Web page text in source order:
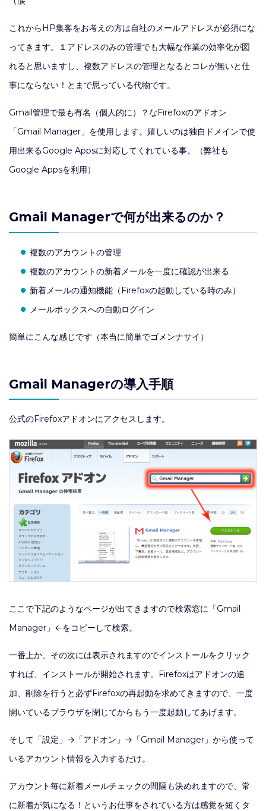
これからHP集客をお考えの方は自社のメールアドレスが必須にな
ってきます。１アドレスのみの管理でも大幅な作業の効率化が図
れると思いますし、複数アドレスの管理となるとコレが無いと仕
事にならない！とまで思っている代物です。
Gmail管理で最も有名（個人的に）？なFirefoxのアドオン
「Gmail Manager」を使用します。嬉しいのは独自ドメインで使
用出来るGoogle Appsに対応してくれている事。（弊社も
Google Appsを利用）
Gmail Managerで何が出来るのか？
複数のアカウントの管理
複数のアカウントの新着メールを一度に確認が出来る
新着メールの通知機能（Firefoxの起動している時のみ）
メールボックスへの自動ログイン
簡単にこんな感じです（本当に簡単でゴメンナサイ）
Gmail Managerの導入手順
公式のFirefoxアドオンにアクセスします。
ここで下記のようなページが出てきますので検索窓に「Gmail
Manager」←をコピーして検索。
一番上か、その次には表示されますのでインストールをクリック
すれば、インストールが開始されます。Firefoxはアドオンの追
加、削除を行うと必ずFirefoxの再起動を求めてきますので、一度
開いているブラウザを閉じてからもう一度起動してあげます。
そして「設定」→「アドオン」→「Gmail Manager」から使って
いるアカウント情報を入力するだけ。
アカウント毎に新着メールチェックの間隔も決めれますので、常
に新着が気になる！というお仕事をされている方は感覚を短くタ